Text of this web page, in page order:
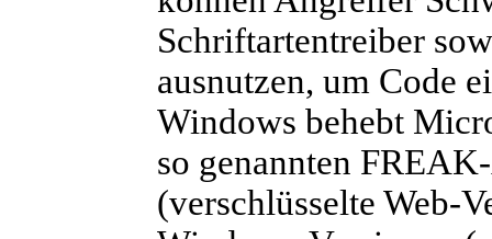
Schriftartentreiber
ausnutzen, um Code
Windows behebt
so genannten
(verschlüsselte Web-